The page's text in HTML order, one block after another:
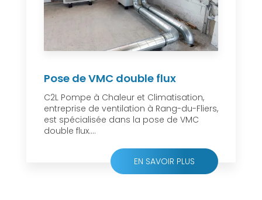
Pose de VMC double flux
C2L Pompe à Chaleur et Climatisation,
entreprise de ventilation à Rang-du-Fliers,
est spécialisée dans la pose de VMC
double flux....
EN SAVOIR PLUS